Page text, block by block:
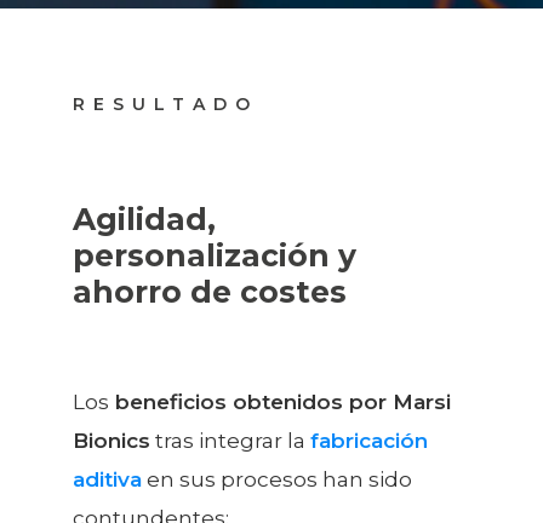
RESULTADO
Agilidad,
personalización y
ahorro de costes
Los beneficios obtenidos por Marsi
Bionics tras integrar la fabricación
aditiva en sus procesos han sido
contundentes: